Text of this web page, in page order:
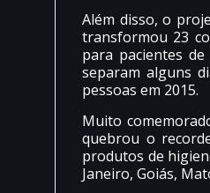
Além disso, o
transformou 23
para pacientes
separam alguns
pessoas em 2015.
Muito
quebrou o
produtos de
Janeiro, Goiás,